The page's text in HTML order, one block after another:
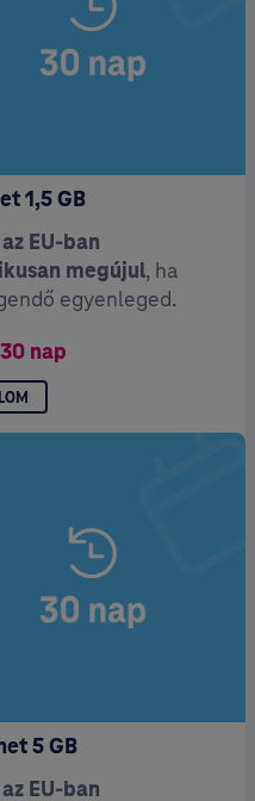
1,5 GB
EU-ban
megújul, ha
egyenleged.
nap
5 GB
EU-ban